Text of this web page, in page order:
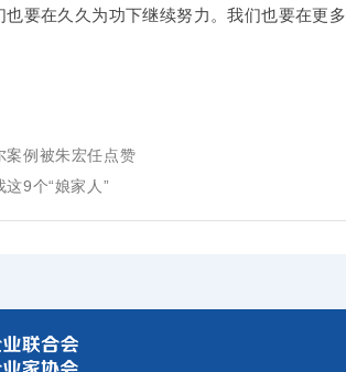
要在久久为功下继续努力。我们也要在更
案例被朱宏任点赞
9个“娘家人”